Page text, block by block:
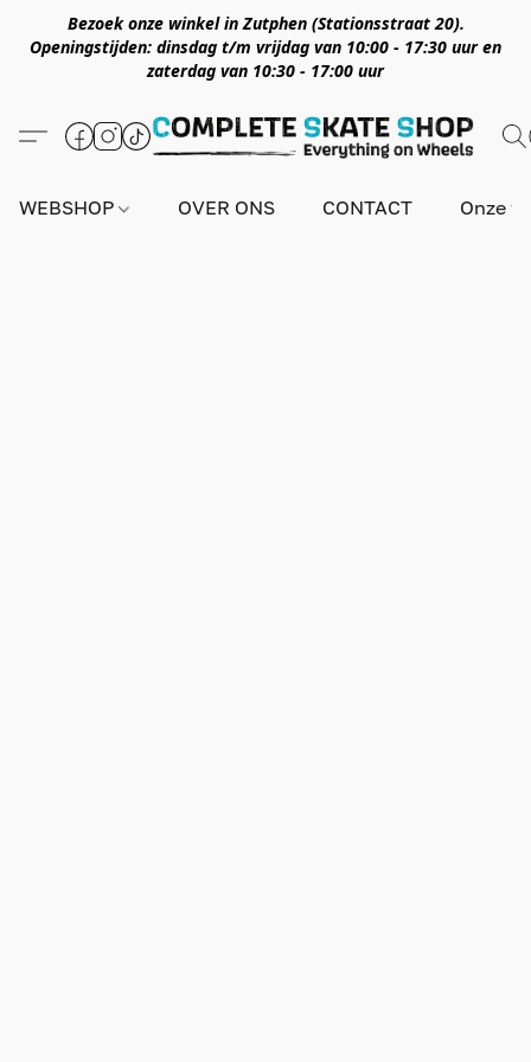
Bezoek onze winkel in Zutphen (Stationsstraat 20).
Openingstijden: dinsdag t/m vrijdag van 10:00 - 17:30 uur en
zaterdag van 10:30 - 17:00 uur
WEBSHOP OVER ONS CONTACT Onze